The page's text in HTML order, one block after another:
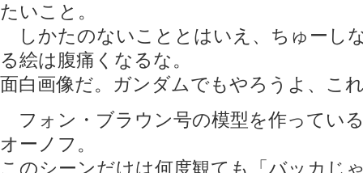
たいこと。
しかたのないこととはいえ、ちゅーし
る絵は腹痛くなるな。
面白画像だ。ガンダムでもやろうよ、こ
フォン・ブラウン号の模型を作ってい
オーノフ。
このシーンだけは何度観ても「バッカじ